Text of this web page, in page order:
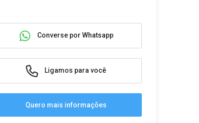
Converse por Whatsapp
Ligamos para você
Quero mais informações